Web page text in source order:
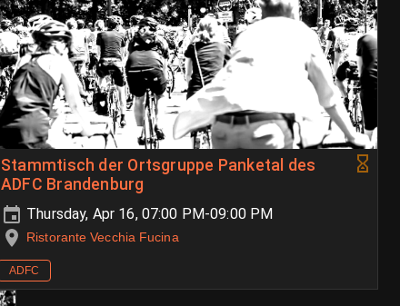
Stammtisch der Ortsgruppe Panketal des
ADFC Brandenburg
Thursday, Apr 16, 07:00 PM-09:00 PM
Ristorante Vecchia Fucina
ADFC